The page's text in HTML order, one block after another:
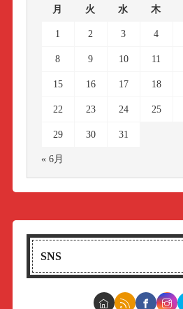
月 火 水 木
1 2 3 4
8 9 10 11
15 16 17 18
22 23 24 25
29 30 31
« 6月
SNS